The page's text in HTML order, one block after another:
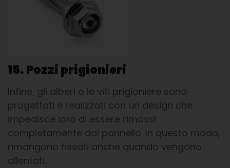
15. Pozzi prigionieri
Infine, gli alberi o le viti prigioniere sono
progettati e realizzati con un design che
impedisce loro di essere rimossi
completamente dal pannello. In questo modo,
rimangono fissati anche quando vengono
allentati.